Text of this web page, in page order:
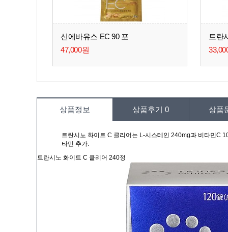
신에바유스 EC 90 포
47,000원
트란
상품정보 상품후기0 상품
트란시노 화이트 C 클리어는 L-시스테인 240mg과 비타민C
타민 추가.
트란시노 화이트 C 클리어 240정